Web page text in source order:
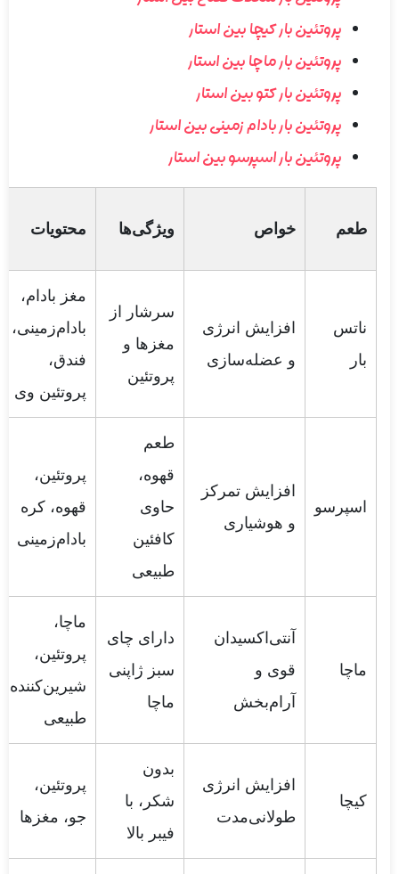
پروتئین بار کیچا بین استار
پروتئین بار ماچا بین استار
پروتئین بار کتو بین استار
پروتئین بار بادام زمینی بین استار
پروتئین بار اسپرسو بین استار
طعم خواص ویژگی‌ها محتویات
ناتس
بار
افزایش انرژی
و عضله‌سازی
سرشار از
مغزها و
پروتئین
مغز بادام،
بادام‌زمینی،
فندق،
پروتئین وی
اسپرسو
افزایش تمرکز
و هوشیاری
طعم
قهوه،
حاوی
کافئین
طبیعی
پروتئین،
قهوه، کره
بادام‌زمینی
ماچا
آنتی‌اکسیدان
قوی و
آرام‌بخش
دارای چای
سبز ژاپنی
ماچا
ماچا،
پروتئین،
شیرین‌کننده
طبیعی
کیچا
افزایش انرژی
طولانی‌مدت
بدون
شکر، با
فیبر بالا
پروتئین،
جو، مغزها